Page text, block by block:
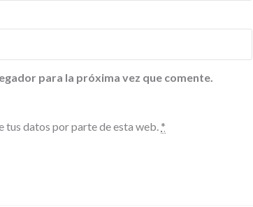
para la próxima vez que comente.
tus datos por parte de esta web. *